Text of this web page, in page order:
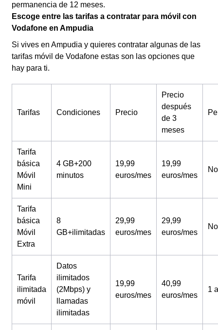
permanencia de 12 meses.
Escoge entre las tarifas a contratar para móvil con
Vodafone en Ampudia
Si vives en Ampudia y quieres contratar algunas de las
tarifas móvil de Vodafone estas son las opciones que
hay para ti.
Tarifas Condiciones Precio
Precio
después
de 3
meses
Tarifa
básica
Móvil
Mini
4 GB+200
minutos
19,99
euros/mes
19,99
euros/mes
No
Tarifa
básica
Móvil
Extra
8
GB+ilimitadas
29,99
euros/mes
29,99
euros/mes
No
Tarifa
ilimitada
móvil
Datos
ilimitados
(2Mbps) y
llamadas
ilimitadas
19,99
euros/mes
40,99
euros/mes
1